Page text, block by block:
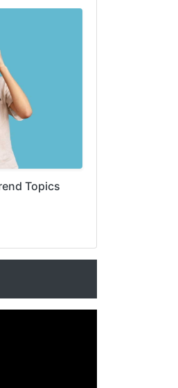
Topics